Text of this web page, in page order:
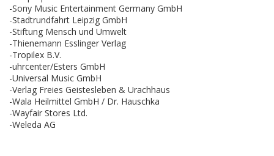
-Sony Music Entertainment Germany GmbH
-Stadtrundfahrt Leipzig GmbH
-Stiftung Mensch und Umwelt
-Thienemann Esslinger Verlag
-Tropilex B.V.
-uhrcenter/Esters GmbH
-Universal Music GmbH
-Verlag Freies Geistesleben & Urachhaus
-Wala Heilmittel GmbH / Dr. Hauschka
-Wayfair Stores Ltd.
-Weleda AG